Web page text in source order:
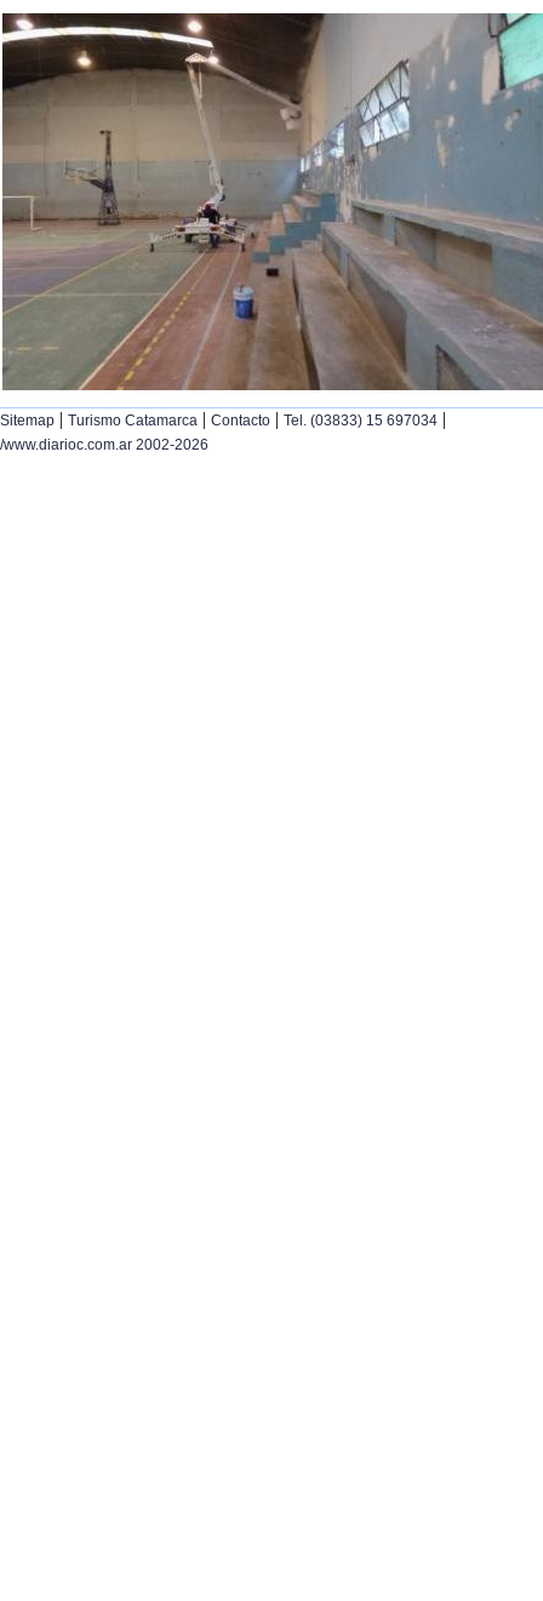
Sitemap | Turismo Catamarca | Contacto | Tel. (03833) 15 697034 |
/www.diarioc.com.ar 2002-2026